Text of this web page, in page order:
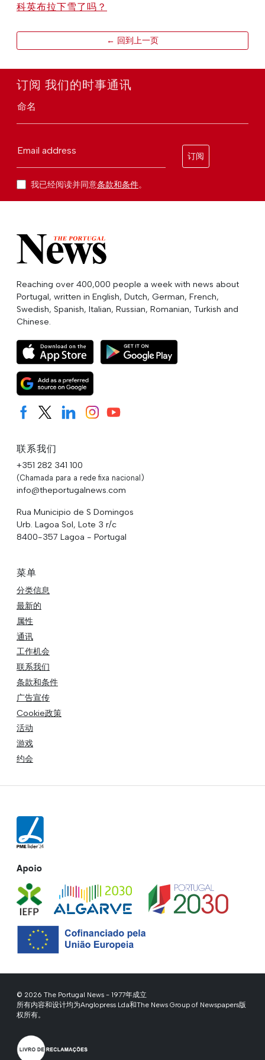
科英布拉下雪了吗？
← 回到上一页
订阅 我们的时事通讯
命名
Email address
订阅
我已经阅读并同意条款和条件。
Reaching over 400,000 people a week with news about
Portugal, written in English, Dutch, German, French,
Swedish, Spanish, Italian, Russian, Romanian, Turkish and
Chinese.
联系我们
+351 282 341 100
(Chamada para a rede fixa nacional)
info@theportugalnews.com
Rua Municipio de S Domingos
Urb. Lagoa Sol, Lote 3 r/c
8400-357 Lagoa - Portugal
菜单
分类信息
最新的
属性
通讯
工作机会
联系我们
条款和条件
广告宣传
Cookie政策
活动
游戏
约会
Apoio
© 2026 The Portugal News - 1977年成立
所有内容和设计均为Anglopress Lda和The News Group of Newspapers版
权所有。